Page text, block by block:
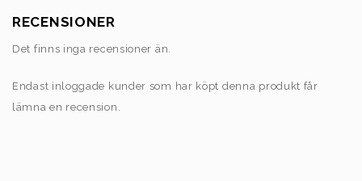
RECENSIONER
Det finns inga recensioner än.
Endast inloggade kunder som har köpt denna produkt får
lämna en recension.